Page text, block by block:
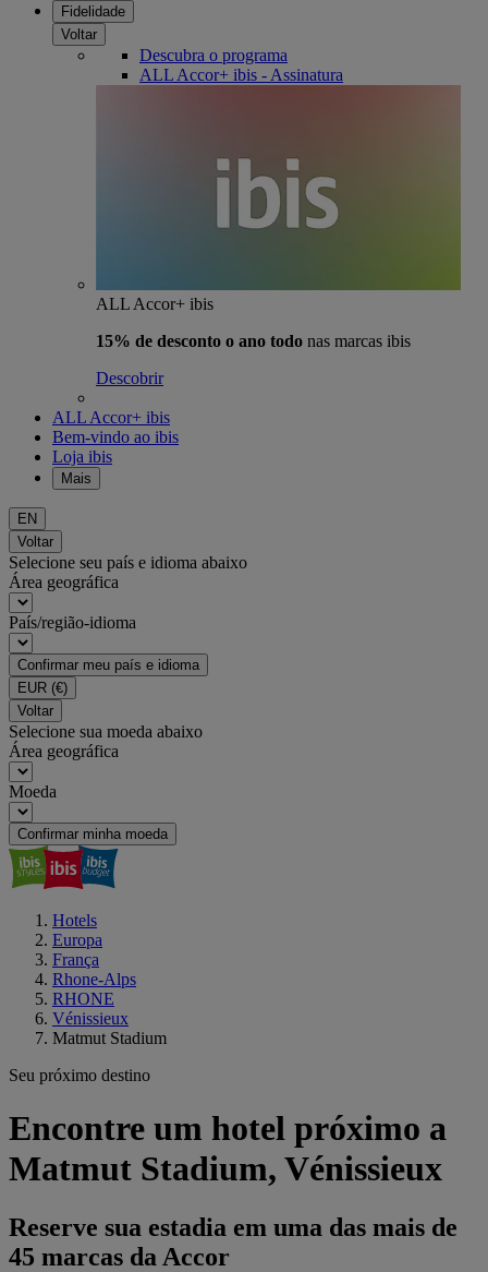
Fidelidade
Voltar
Descubra o programa
ALL Accor+ ibis - Assinatura
ALL Accor+ ibis
15% de desconto o ano todo nas marcas ibis
Descobrir
ALL Accor+ ibis
Bem-vindo ao ibis
Loja ibis
Mais
EN
Voltar
Selecione seu país e idioma abaixo
Área geográfica
País/região-idioma
Confirmar meu país e idioma
EUR (€)
Voltar
Selecione sua moeda abaixo
Área geográfica
Moeda
Confirmar minha moeda
Hotels
Europa
França
Rhone-Alps
RHONE
Vénissieux
Matmut Stadium
Seu próximo destino
Encontre um hotel próximo a
Matmut Stadium, Vénissieux
Reserve sua estadia em uma das mais de
45 marcas da Accor